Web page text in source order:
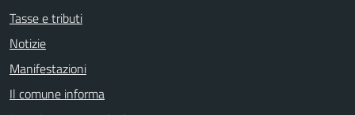
Tasse e tributi
Notizie
Manifestazioni
Il comune informa